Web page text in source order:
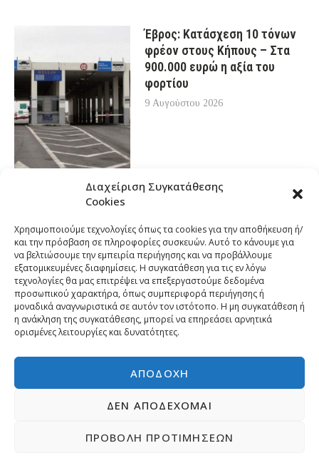
Διαχείριση Συγκατάθεσης
Cookies
Χρησιμοποιούμε τεχνολογίες όπως τα cookies για την αποθήκευση ή/
και την πρόσβαση σε πληροφορίες συσκευών. Αυτό το κάνουμε για
να βελτιώσουμε την εμπειρία περιήγησης και να προβάλλουμε
εξατομικευμένες διαφημίσεις. Η συγκατάθεση για τις εν λόγω
τεχνολογίες θα μας επιτρέψει να επεξεργαστούμε δεδομένα
προσωπικού χαρακτήρα, όπως συμπεριφορά περιήγησης ή
μοναδικά αναγνωριστικά σε αυτόν τον ιστότοπο. Η μη συγκατάθεση ή
η ανάκληση της συγκατάθεσης, μπορεί να επηρεάσει αρνητικά
ορισμένες λειτουργίες και δυνατότητες.
ΑΠΟΔΟΧΉ
ΔΕΝ ΑΠΟΔΈΧΟΜΑΙ
ΠΡΟΒΟΛΉ ΠΡΟΤΙΜΉΣΕΩΝ
Έβρος: Κατάσχεση 10 τόνων
φρέον στους Κήπους – Στα
900.000 ευρώ η αξία του
φορτίου
9 Αυγούστου 2026
Copyright © 2026 | Developed byPr-om.gr